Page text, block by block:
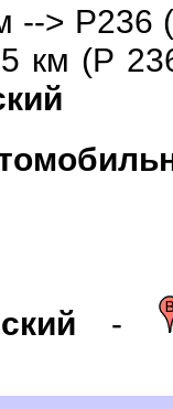
--> Р236
км (Р
-